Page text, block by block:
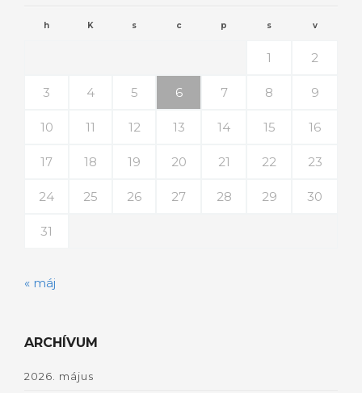
h K s c p s v
1 2
3 4 5 6 7 8 9
10 11 12 13 14 15 16
17 18 19 20 21 22 23
24 25 26 27 28 29 30
31
« máj
ARCHÍVUM
2026. május